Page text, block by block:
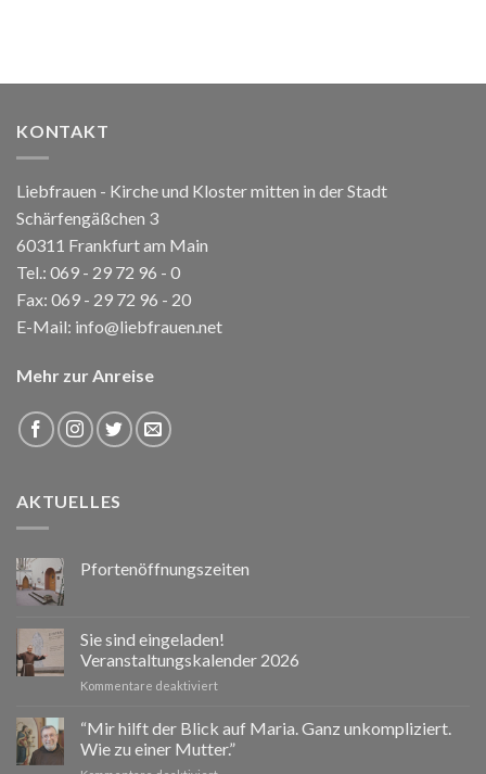
KONTAKT
Liebfrauen - Kirche und Kloster mitten in der Stadt
Schärfengäßchen 3
60311 Frankfurt am Main
Tel.: 069 - 29 72 96 - 0
Fax: 069 - 29 72 96 - 20
E-Mail: info@liebfrauen.net
Mehr zur Anreise
AKTUELLES
Pfortenöffnungszeiten
Sie sind eingeladen!
Veranstaltungskalender 2026
Kommentare deaktiviertfür
eingeladen!
Veranstaltungskalender
“Mir hilft der Blick auf Maria. Ganz unkompliziert.
Wie zu einer Mutter.”